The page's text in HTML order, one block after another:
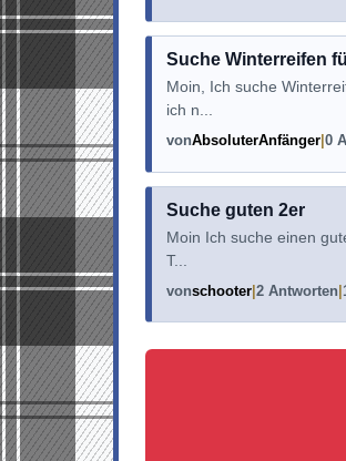
Suche Winterreifen
Moin, Ich suche
ich n...
vonAbsoluterAnfänger 0
Suche guten 2er
Moin Ich suche einen
T...
vonschooter 2 Antworten